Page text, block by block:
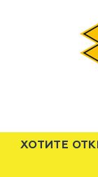
ХОТИТЕ